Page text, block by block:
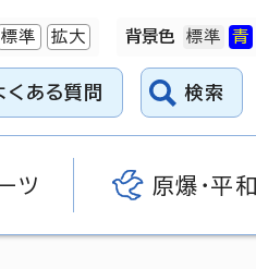
標準 拡大 背景色
くある質問 検索
ツ 原爆・平和